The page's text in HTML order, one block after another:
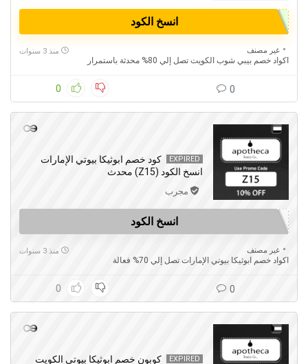
انسخ الكود
غير مصنف
اكواد خصم بيبي شوب الكويت تصل إلي 80% محدثة باستمرار
منذ 3 سنوات
0 0
EXPIRED
كود خصم ابوثيكا بيوتي الإمارات
انسخ الكود (Z15) محدث
مجرب
انسخ الكود
غير مصنف
اكواد خصم ابوثيكا بيوتي الإمارات تصل إلي 70% فعالة
منذ 3 سنوات
0 0
EXPIRED كوبون خصم ابوثيكا بيوتي الكويت